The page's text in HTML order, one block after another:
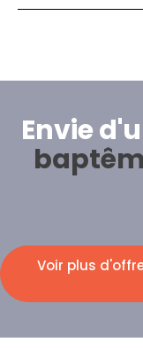
Envie
Voir plus